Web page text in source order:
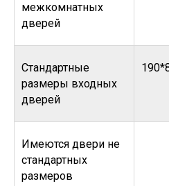
межкомнатных
дверей
Стандартные
размеры входных
дверей
Имеются двери не
стандартных
размеров